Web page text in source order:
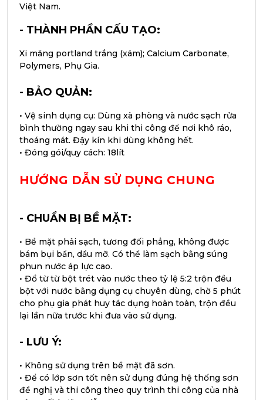
Việt Nam.
- THÀNH PHẦN CẤU TẠO:
Xi măng portland trắng (xám); Calcium Carbonate,
Polymers, Phụ Gia.
- BẢO QUẢN:
• Vệ sinh dụng cụ: Dùng xà phòng và nước sạch rửa
bình thường ngay sau khi thi công để nơi khô ráo,
thoáng mát. Đậy kín khi dùng không hết.
• Đóng gói/quy cách: 18lít
HƯỚNG DẪN SỬ DỤNG CHUNG
- CHUẨN BỊ BỀ MẶT:
• Bề mặt phải sạch, tương đối phẳng, không được
bám bụi bẩn, dầu mỡ. Có thể làm sạch bằng súng
phun nước áp lực cao.
• Đổ từ từ bột trét vào nước theo tỷ lệ 5:2 trộn đều
bột với nước bằng dụng cụ chuyên dùng, chờ 5 phút
cho phụ gia phát huy tác dụng hoàn toàn, trộn đều
lại lần nữa trước khi đưa vào sử dụng.
- LƯU Ý:
• Không sử dụng trên bề mặt đã sơn.
• Để có lớp sơn tốt nên sử dụng đúng hệ thống sơn
đề nghị và thi công theo quy trình thi công của nhà